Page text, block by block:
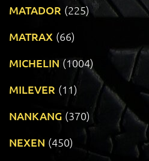
MATADOR (225)
MATRAX (66)
MICHELIN (1004)
MILEVER (11)
NANKANG (370)
NEXEN (450)